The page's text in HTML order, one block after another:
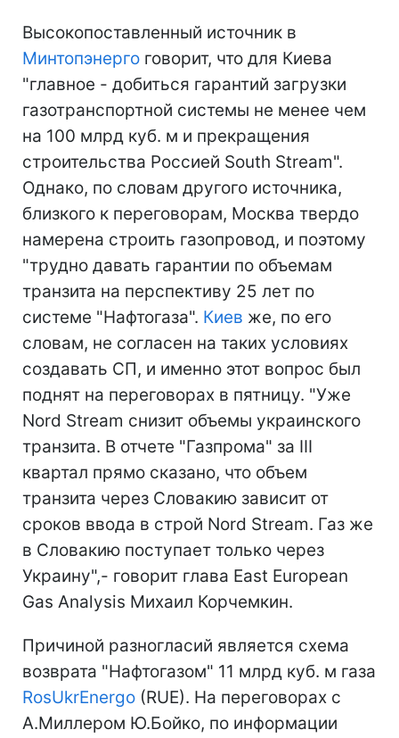
Высокопоставленный источник в
Минтопэнерго говорит, что для Киева
"главное - добиться гарантий загрузки
газотранспортной системы не менее чем
на 100 млрд куб. м и прекращения
строительства Россией South Stream".
Однако, по словам другого источника,
близкого к переговорам, Москва твердо
намерена строить газопровод, и поэтому
"трудно давать гарантии по объемам
транзита на перспективу 25 лет по
системе "Нафтогаза". Киев же, по его
словам, не согласен на таких условиях
создавать СП, и именно этот вопрос был
поднят на переговорах в пятницу. "Уже
Nord Stream снизит объемы украинского
транзита. В отчете "Газпрома" за III
квартал прямо сказано, что объем
транзита через Словакию зависит от
сроков ввода в строй Nord Stream. Газ же
в Словакию поступает только через
Украину",- говорит глава East European
Gas Analysis Михаил Корчемкин.
Причиной разногласий является схема
возврата "Нафтогазом" 11 млрд куб. м газа
RosUkrEnergo (RUE). На переговорах с
А.Миллером Ю.Бойко, по информации